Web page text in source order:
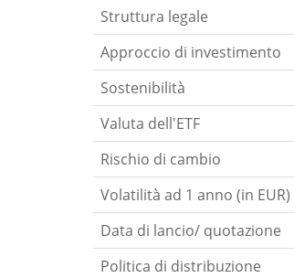
Struttura legale
Approccio di investimento
Sostenibilità
Valuta dell'ETF
Rischio di cambio
Volatilità ad 1 anno (in EUR)
Data di lancio/ quotazione
Politica di distribuzione